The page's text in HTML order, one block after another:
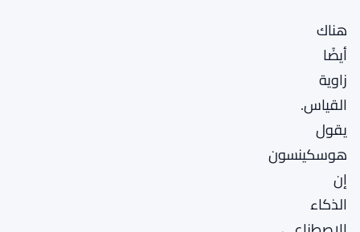
هناك
أيضًا
زاوية
القياس.
يقول
هوسكينسون
إن
الذكاء